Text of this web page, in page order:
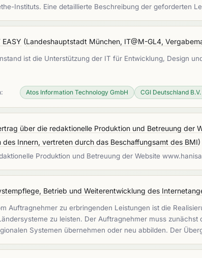
Instituts. Eine detaillierte Beschreibung der geforderten
EASY (Landeshauptstadt München, IT@M-GL4,
ist die Unterstützung der IT für Entwicklung, Design
Atos Information Technology GmbH CGI Deutschland
über die redaktionelle Produktion und Betreuung der
des Innern, vertreten durch das Beschaffungsamt des BMI)
Produktion und Betreuung der Website
Betrieb und Weiterentwicklung des
Auftragnehmer zu erbringenden Leistungen ist die
zu leisten. Der Auftragnehmer muss
Systemen übernehmen oder neu abbilden. Der